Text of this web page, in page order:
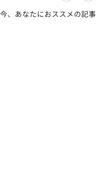
今、あなたにおススメの記事